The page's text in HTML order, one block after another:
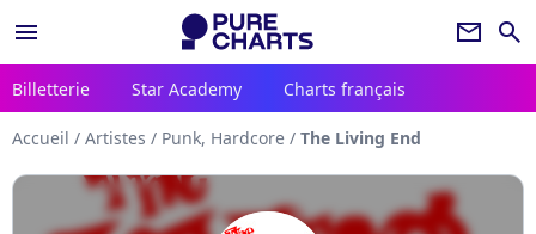
menu newsletter search
Billetterie Star Academy Charts français
Accueil / Artistes / Punk, Hardcore / The Living End